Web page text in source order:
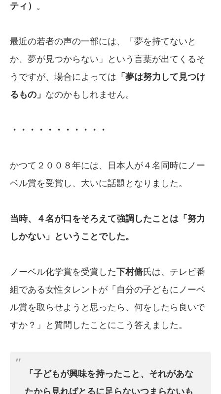
ティ） 。
最近の若者の声の一部には、「夢を持てないと
か、夢が見つからない」という言葉が出てくるそ
うですが、場合によっては 「夢は努力して見つけ
るもの」 なのかもしれません。
・・・・・・・・・・・
かつて２００８年には、日本人が４名同時にノー
ベル賞を受賞し、大いに話題となりました。
当時、４名が口をそろえて強調したことは 「努力
しかない」ということでした。
ノーベル化学賞を受賞した下村脩氏は、テレビ番
組である女性タレントが「自分の子どもにノーベ
ル賞を取らせようと思ったら、何をしたら良いで
すか？」と質問したことにこう答えました。
「子どもが興味を持ったこと、それがあな
たから見ればとるに足らないつまらないも